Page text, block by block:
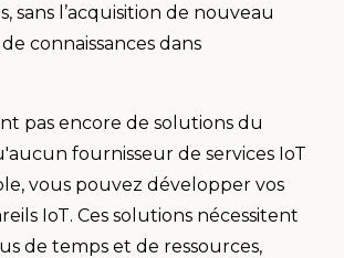
sans l’acquisition de nouveau
connaissances dans
pas encore de solutions du
fournisseur de services IoT
vous pouvez développer vos
IoT. Ces solutions nécessitent
de temps et de ressources,